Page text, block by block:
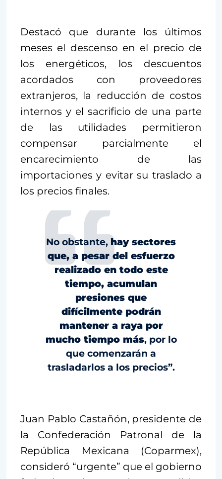
Destacó que durante los últimos
meses el descenso en el precio de
los energéticos, los descuentos
acordados con proveedores
extranjeros, la reducción de costos
internos y el sacrificio de una parte
de las utilidades permitieron
compensar parcialmente el
encarecimiento de las
importaciones y evitar su traslado a
los precios finales.
No obstante, hay sectores
que, a pesar del esfuerzo
realizado en todo este
tiempo, acumulan
presiones que
difícilmente podrán
mantener a raya por
mucho tiempo más, por lo
que comenzarán a
trasladarlos a los precios”.
Juan Pablo Castañón, presidente de
la Confederación Patronal de la
República Mexicana (Coparmex),
consideró “urgente” que el gobierno